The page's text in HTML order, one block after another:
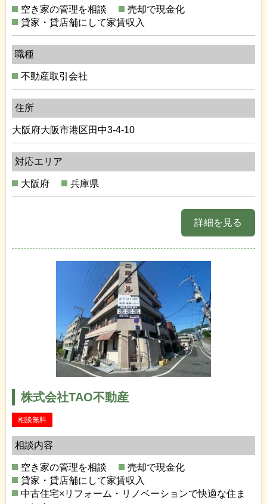
空き家の管理を相談
売却で現金化
貸家・貸店舗にして家賃収入
職種
不動産取引会社
住所
大阪府大阪市港区田中3-4-10
対応エリア
大阪府 兵庫県
詳細を見る
株式会社TAO不動産
相談無料
相談内容
空き家の管理を相談
売却で現金化
貸家・貸店舗にして家賃収入
中古住宅×リフォーム・リノベーションで快適な住ま